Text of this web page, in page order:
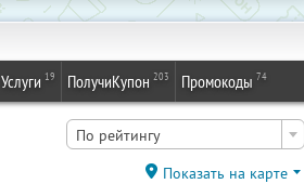
Услуги 19 ПолучиКупон 203 Промокоды 74
По рейтингу
Показать на карте